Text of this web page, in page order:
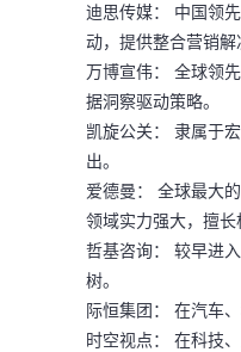
迪思传媒：
中国领
动，提供整合营销解
万博宣伟：
全球领
据洞察驱动策略。
凯旋公关：
隶属于
出。
爱德曼：
全球最大
领域实力强大，擅长
哲基咨询：
较早进
树。
际恒集团：
在汽车
时空视点：
在科技